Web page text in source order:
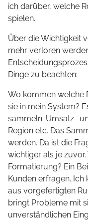
ich darüber, welche
spielen.
Über die Wichtigkeit
mehr verloren
Dinge zu beachten:
Wo kommen welche
sie in mein System?
sammeln: Umsatz-
Region etc. Das
werden. Da ist die
wichtiger als je
Formatierung? Ein
Kunden erfragen.
aus vorgefertigten
bringt Probleme mit
unverständlichen